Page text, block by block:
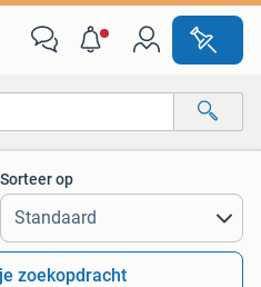
Sorteer op
zoekopdracht